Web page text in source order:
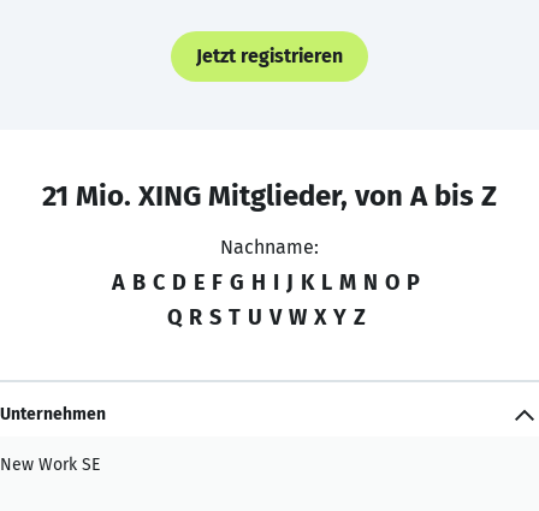
Jetzt registrieren
21 Mio. XING Mitglieder, von A bis Z
Nachname:
A B C D E F G H I J K L M N O P
Q R S T U V W X Y Z
Unternehmen
New Work SE